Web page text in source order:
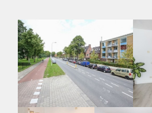
Huurtoeslag
Niet mogelijk
Inkomen eis
2,9 X Maandhuur Bruto
Huurtermijn
Onbepaalde termijn
Oplevering